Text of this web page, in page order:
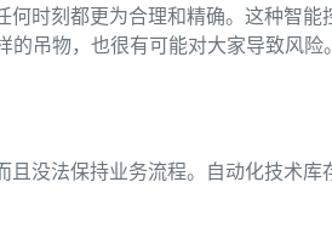
时刻都更为合理和精确。这种智
吊物，也很有可能对大家导致风
没法保持业务流程。自动化技术